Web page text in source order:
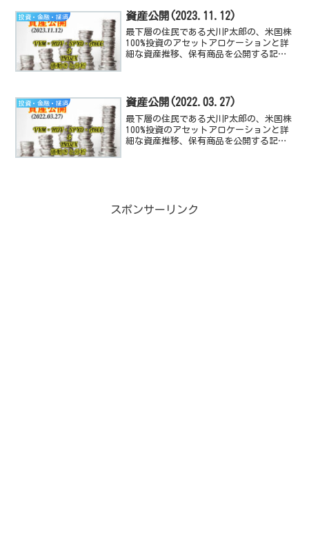
投資・金融・経済 資産公開(2023.11.12)
最下層の住民である犬川P太郎の、米国株
100%投資のアセットアロケーションと詳
細な資産推移、保有商品を公開する記事
投資・金融・経済 資産公開(2022.03.27)
最下層の住民である犬川P太郎の、米国株
100%投資のアセットアロケーションと詳
細な資産推移、保有商品を公開する記事
スポンサーリンク